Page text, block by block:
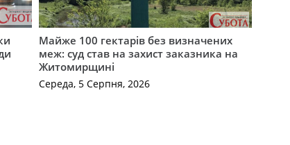
Майже 100 гектарів без визначених
меж: суд став на захист заказника на
Житомирщині
Середа, 5 Серпня, 2026